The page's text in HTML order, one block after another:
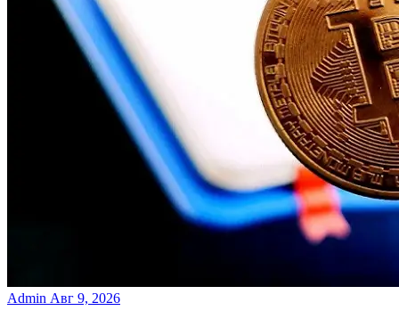
Admin Авг 9, 2026